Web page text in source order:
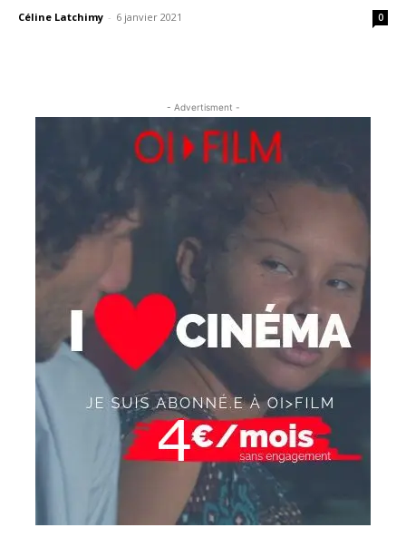
Céline Latchimy - 6 janvier 2021 0
- Advertisment -